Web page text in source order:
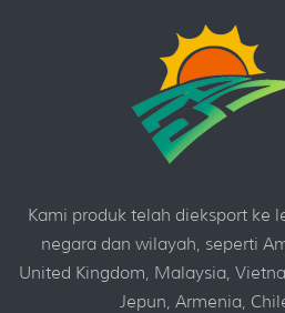
Kami produk telah dieksport ke
negara dan wilayah, seperti
United Kingdom, Malaysia,
Jepun, Armenia,